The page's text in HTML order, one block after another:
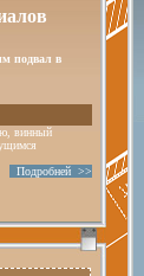
подвал в
винный
Подробней >>